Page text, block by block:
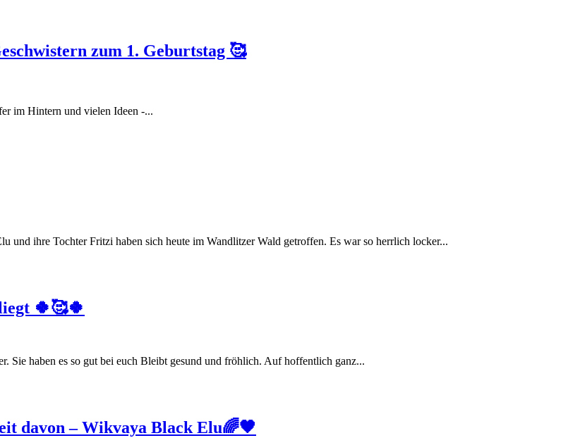
zum 1. Geburtstag 🥰
im Hintern und vielen Ideen -...
und ihre Tochter Fritzi haben sich heute im Wandlitzer Wald getroffen. Es war so herrlich locker...
🍀🥰🍀
Sie haben es so gut bei euch Bleibt gesund und fröhlich. Auf hoffentlich ganz...
davon – Wikvaya Black Elu🌈🖤